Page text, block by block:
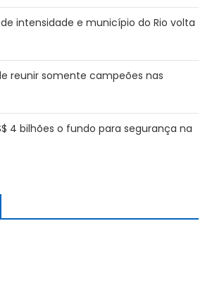
intensidade e município do Rio volta
reunir somente campeões nas
4 bilhões o fundo para segurança na